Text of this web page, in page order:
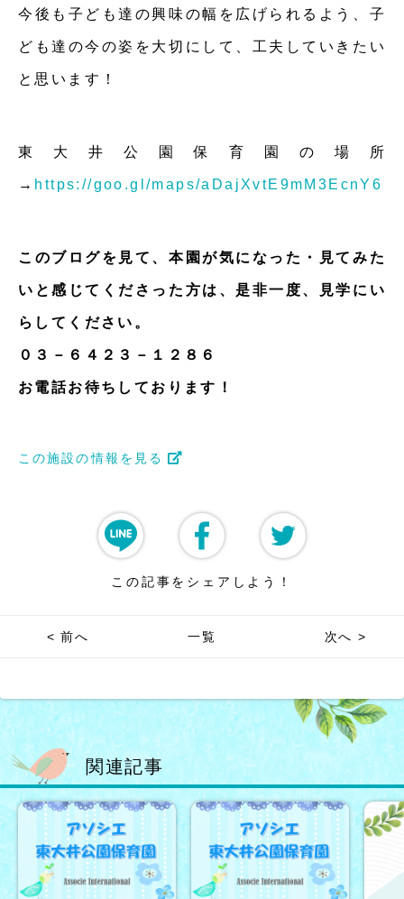
今後も子ども達の興味の幅を広げられるよう、子
ども達の今の姿を大切にして、工夫していきたい
と思います！
東大井公園保育園の場所
→ https://goo.gl/maps/aDajXvtE9mM3EcnY6
このブログを見て、本園が気になった・見てみた
いと感じてくださった方は、是非一度、見学にい
らしてください。
０３－６４２３－１２８６
お電話お待ちしております！
この施設の情報を見る
この記事をシェアしよう！
< 前へ 一覧 次へ >
関連記事